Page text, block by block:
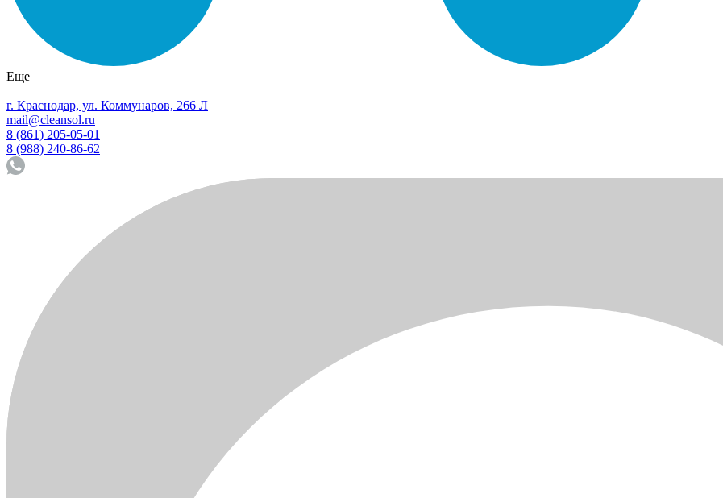
Еще
г. Краснодар, ул. Коммунаров, 266 Л
mail@cleansol.ru
8 (861) 205-05-01
8 (988) 240-86-62